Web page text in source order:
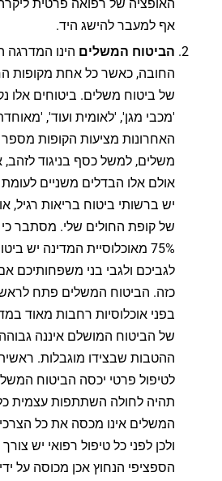
האופציה של רפואה פרטית
אף למעבר להישג היד.
הביטוח המשלים הינו
החובה, כאשר כל אחת מקופות
של ביטוח משלים. ביטוחים אלו
'מכבי מגן', 'לאומית ועוד',
האחרונות מציעות הקופות
משלים, למשל כסף בניגוד לזהב,
אולם אלו הבדלים משניים
יש ברשותי ביטוח בריאות רגיל,
של קופת החולים שלי. מסתבר
75% מאוכלוסיית המדינה יש
לגביכם ולגבי בני משפחותיכם
כזה. הביטוח המשלים פתח
בפני אוכלוסיות רחבות מאוד
של הביטוח המושלם איננה גבוהה
ההטבות שבצידו מוגבלות.
לטיפול פרטי יכסה הביטוח
תהיה לחולה השתתפות עצמית
המשלים אינו מכסה את כל
ולכן לפני כל טיפול רפואי יש
הספציפי הנחוץ אכן מכוסה על